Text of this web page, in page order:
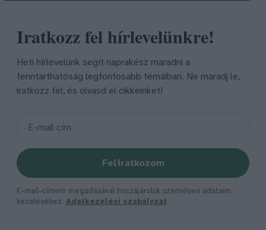
Iratkozz fel hírlevelünkre!
Heti hírlevelünk segít naprakész maradni a
fenntarthatóság legfontosabb témáiban. Ne maradj le,
iratkozz fel, és olvasd el cikkeinket!
Feliratkozom
E-mail-címem megadásával hozzájárulok személyes adataim
kezeléséhez. Adatkezelési szabályzat